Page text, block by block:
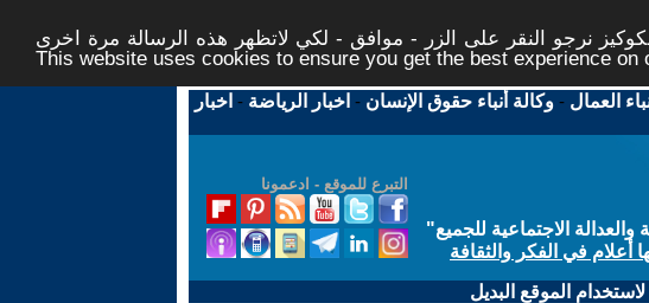
نرجو النقر على الزر - موافق - لكي لاتظهر هذه الرسالة مرة اخرى -
This website uses cookies to ensure you get the best experience on
العمال -وكالة أنباء حقوق الإنسان - اخبار الرياضة - اخبار
التبرع للموقع - ادعمونا
الاجتماعية للجميع"
أعلام في الفكر والثقافة
الموقع البديل